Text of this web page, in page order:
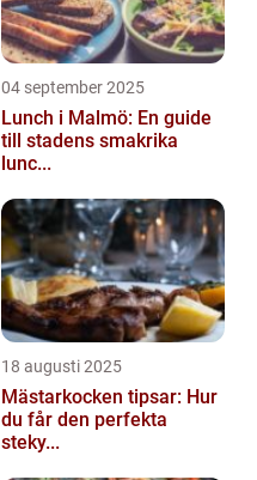
04 september 2025
Lunch i Malmö: En guide
till stadens smakrika
lunc...
18 augusti 2025
Mästarkocken tipsar: Hur
du får den perfekta
steky...